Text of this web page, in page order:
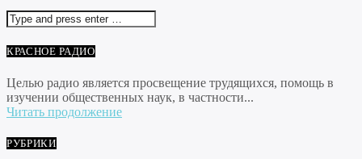
КРАСНОЕ РАДИО
Целью радио является просвещение трудящихся, помощь в
изучении общественных наук, в частности...
Читать продолжение
РУБРИКИ